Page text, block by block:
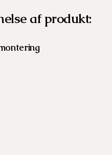
af produkt: